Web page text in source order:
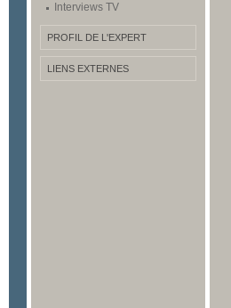
Interviews TV
PROFIL DE L'EXPERT
LIENS EXTERNES